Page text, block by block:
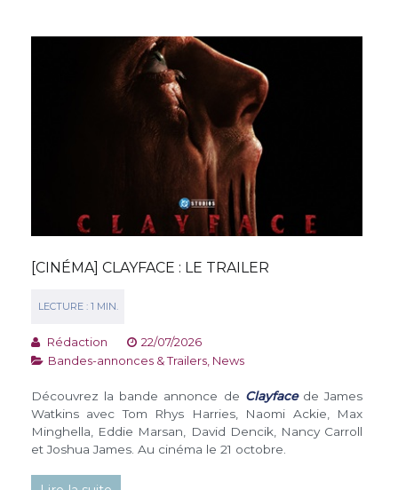
[CINÉMA] CLAYFACE : LE TRAILER
Rédaction
22/07/2026
Bandes-annonces & Trailers News
Découvrez la bande annonce de Clayface de James
Watkins avec Tom Rhys Harries, Naomi Ackie, Max
Minghella, Eddie Marsan, David Dencik, Nancy Carroll
et Joshua James. Au cinéma le 21 octobre.